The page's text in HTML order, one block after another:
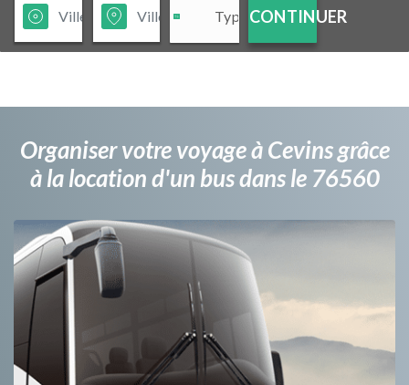
CONTINUER
Organiser votre voyage à Cevins grâce
à la location d'un bus dans le 76560